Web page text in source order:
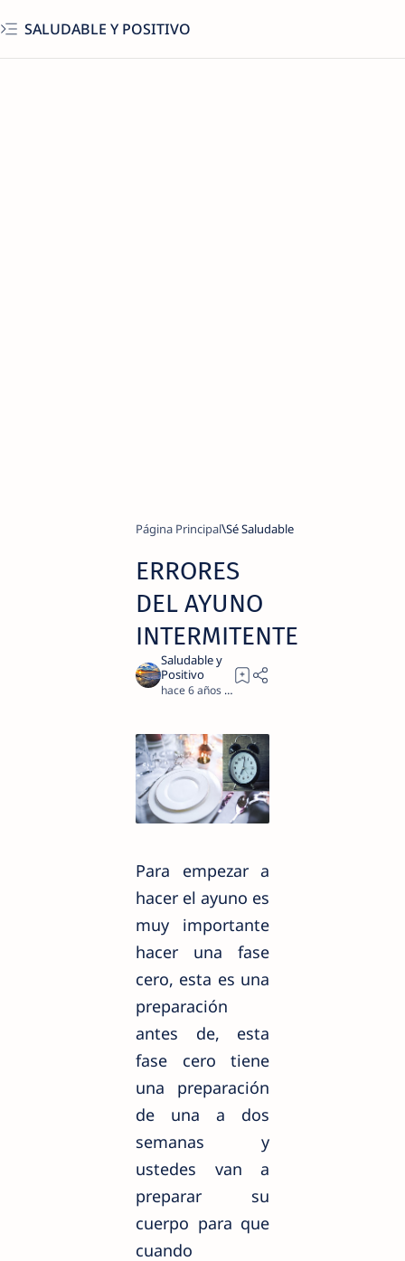
SALUDABLE Y POSITIVO
Página Principal Sé Saludable
ERRORES
DEL AYUNO
INTERMITENTE
hace 6 años 3
Para empezar a
hacer el ayuno es
muy importante
hacer una fase
cero, esta es una
preparación
antes de, esta
fase cero tiene
una preparación
de una a dos
semanas y
ustedes van a
preparar su
cuerpo para que
cuando